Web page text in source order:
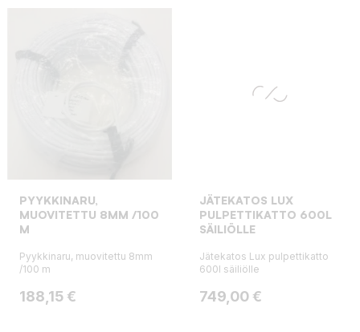
PYYKKINARU,
MUOVITETTU 8MM /100
M
Pyykkinaru, muovitettu 8mm
/100 m
Hinta
188,15 €
JÄTEKATOS LUX
PULPETTIKATTO 600L
SÄILIÖLLE
Jätekatos Lux pulpettikatto
600l säiliölle
Hinta
749,00 €